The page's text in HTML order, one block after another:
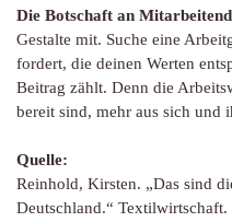
Die Botschaft an
Gestalte mit. Suche eine
fordert, die deinen Werten
Beitrag zählt. Denn die
bereit sind, mehr aus sich und
Quelle:
Reinhold, Kirsten. „Das sind
Deutschland.“